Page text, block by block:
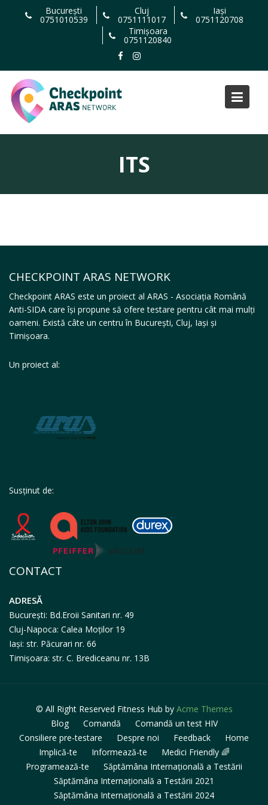
București
0751010539
Cluj
0751111017
Iași
0751120708
Timișoara
0751120840
ITS
CHECKPOINT ARAS NETWORK
Checkpoint ARAS este un proiect al ARAS - Asociația Română
Anti-SIDA care își propune să ofere testare pentru cât mai mulți
oameni. Există câte un centru în București, Cluj, Iași și
Timișoara.
Un proiect al:
Susținut de:
CONTACT
ADRESĂ
București: Bd.Eroii Sanitari nr. 49
Cluj-Napoca: Calea Moților 19
Iași: str. Păcurari nr. 66
Timișoara: str. C. Brediceanu nr. 13B
© All Right Reserved Fitness Hub by Acme Themes
Blog
Comandă
Comandă un test HIV
Consiliere pre-testare
Despre noi Feedback
Home
Implică-te
Informează-te
Medici Friendly 🌈
Programează-te
Săptămâna Internațională a Testării
Săptămâna Internațională a Testării 2021
Săptămâna Internațională a Testării 2024